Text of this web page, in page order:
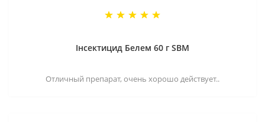
Інсектицид Белем 60 г SBM
Отличный препарат, очень хорошо действует..